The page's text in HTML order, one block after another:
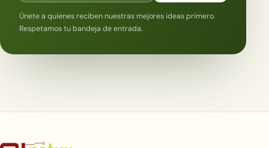
Únete a quienes reciben nuestras mejores ideas primero.
Respetamos tu bandeja de entrada.